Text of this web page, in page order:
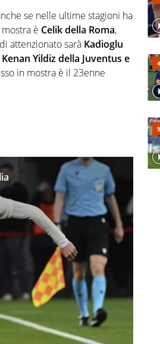
se nelle ultime stagioni ha
è Celik della Roma,
attenzionato sarà Kadioglu
Kenan Yildiz della Juventus e
in mostra è il 23enne